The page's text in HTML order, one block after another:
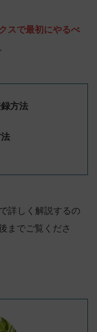
スで最初にやるべ
。
方法
詳しく解説するの
までご覧くださ